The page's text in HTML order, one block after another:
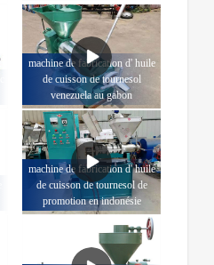
machine de fabrication d' huile
de cuisson de tournesol
venezuela au gabon
machine de fabrication d' huile
de cuisson de tournesol de
promotion en indonésie